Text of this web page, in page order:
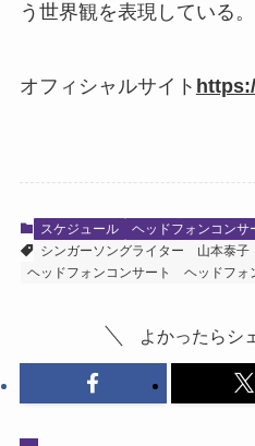
う世界観を表現している。
オフィシャルサイト
スケジュール ヘッドフォンコンサ
シンガーソングライター
山本泰子
ヘッドフォンコンサート
ヘッドフォ
よかったらシ